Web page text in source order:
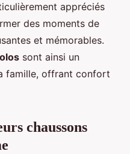
appréciés
des moments de
et mémorables.
sont ainsi un
famille, offrant confort
chaussons